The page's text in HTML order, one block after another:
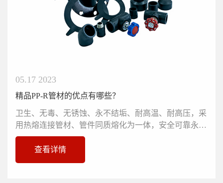
05.17 2023
精品PP-R管材的优点有哪些？
卫生、无毒、无锈蚀、永不结垢、耐高温、耐高压，采
用热熔连接管材、管件同质熔化为一体，安全可靠永不
渗漏。导热系数低、保温性...
查看详情